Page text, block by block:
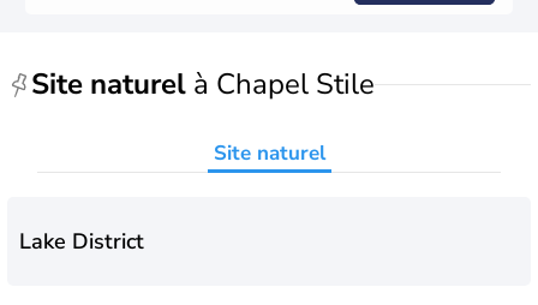
Site naturel à Chapel Stile
Site naturel
Lake District